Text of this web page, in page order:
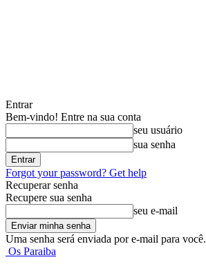
Entrar
Bem-vindo! Entre na sua conta
seu usuário
sua senha
Forgot your password? Get help
Recuperar senha
Recupere sua senha
seu e-mail
Uma senha será enviada por e-mail para você.
Os Paraiba